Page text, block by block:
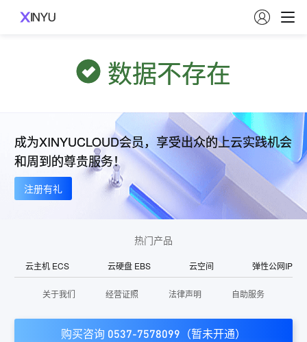

数据不存在
成为XINYUCLOUD会员，享受出众的上云实践机会
和周到的尊贵服务！
注册有礼
热门产品
云主机 ECS 云硬盘 EBS 云空间 弹性公网IP
关于我们 经营证照 法律声明 自助服务
购买咨询 0537-7578099（暂未开通）